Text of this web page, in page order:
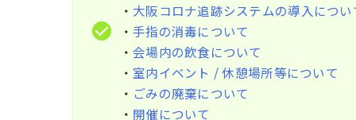
・ 大阪コロナ追跡システムの導入につい
・手指の消毒について
・会場内の飲食について
・ 室内イベント / 休憩場所等について
・ ごみの廃棄について
・ 開催について